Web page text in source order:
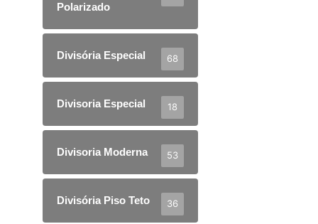
Polarizado
Divisória Especial 68
Divisoria Especial 18
Divisoria Moderna 53
Divisória Piso Teto 36